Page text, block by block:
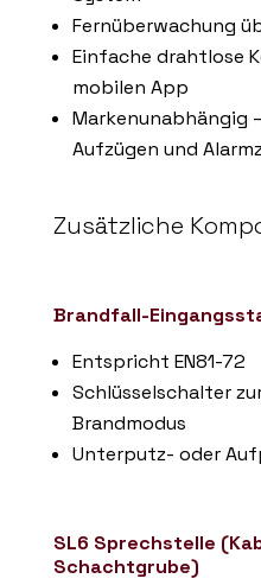
Fernüberwachung
Einfache drahtlose
mobilen App
Markenunabhängig
Aufzügen und
Zusätzliche
Brandfall-
Entspricht EN81-72
Schlüsselschalter
Brandmodus
Unterputz- oder
SL6 Sprechstelle
Schachtgrube)